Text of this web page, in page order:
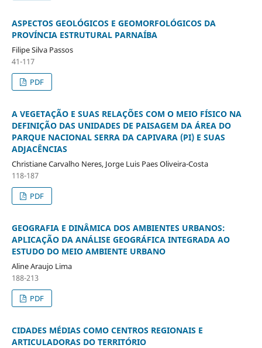
ASPECTOS GEOLÓGICOS E GEOMORFOLÓGICOS DA
PROVÍNCIA ESTRUTURAL PARNAÍBA
Filipe Silva Passos
41-117
PDF
A VEGETAÇÃO E SUAS RELAÇÕES COM O MEIO FÍSICO NA
DEFINIÇÃO DAS UNIDADES DE PAISAGEM DA ÁREA DO
PARQUE NACIONAL SERRA DA CAPIVARA (PI) E SUAS
ADJACÊNCIAS
Christiane Carvalho Neres, Jorge Luis Paes Oliveira-Costa
118-187
PDF
GEOGRAFIA E DINÂMICA DOS AMBIENTES URBANOS:
APLICAÇÃO DA ANÁLISE GEOGRÁFICA INTEGRADA AO
ESTUDO DO MEIO AMBIENTE URBANO
Aline Araujo Lima
188-213
PDF
CIDADES MÉDIAS COMO CENTROS REGIONAIS E
ARTICULADORAS DO TERRITÓRIO